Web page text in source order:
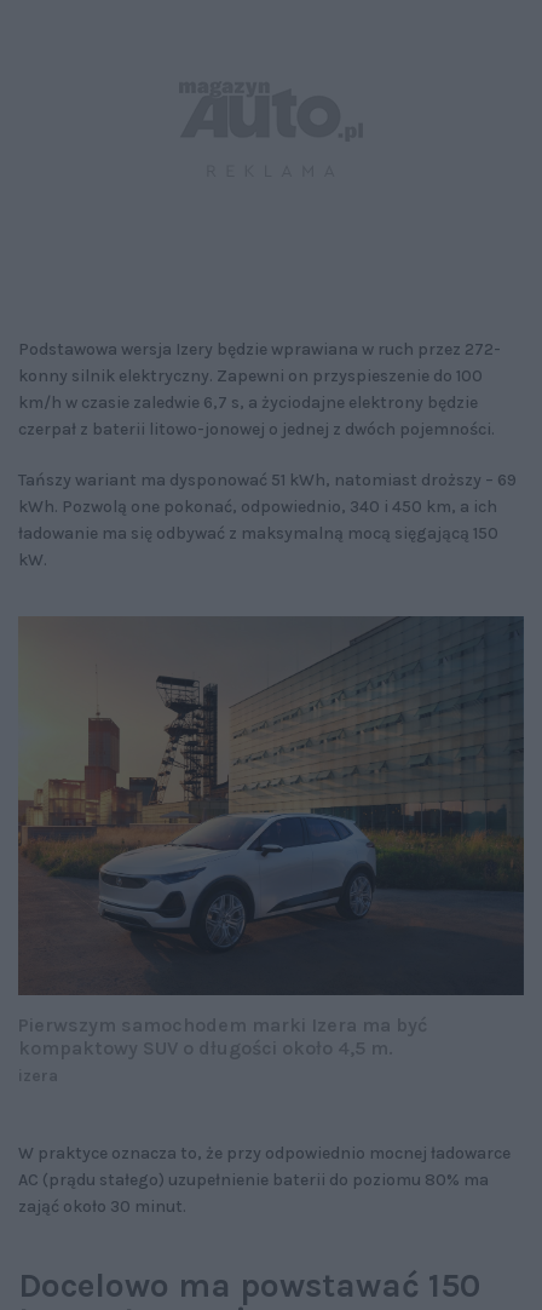
Podstawowa wersja Izery będzie wprawiana w ruch przez 272-
konny silnik elektryczny. Zapewni on przyspieszenie do 100
km/h w czasie zaledwie 6,7 s, a życiodajne elektrony będzie
czerpał z baterii litowo-jonowej o jednej z dwóch pojemności.
Tańszy wariant ma dysponować 51 kWh, natomiast droższy – 69
kWh. Pozwolą one pokonać, odpowiednio, 340 i 450 km, a ich
ładowanie ma się odbywać z maksymalną mocą sięgającą 150
kW.
W praktyce oznacza to, że przy odpowiednio mocnej ładowarce
AC (prądu stałego) uzupełnienie baterii do poziomu 80% ma
zająć około 30 minut.
Docelowo ma powstawać 150